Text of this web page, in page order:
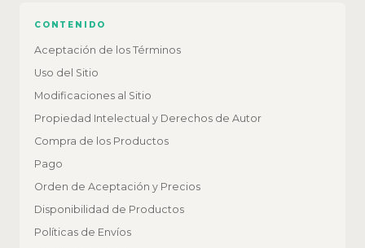
CONTENIDO
Aceptación de los Términos
Uso del Sitio
Modificaciones al Sitio
Propiedad Intelectual y Derechos de Autor
Compra de los Productos
Pago
Orden de Aceptación y Precios
Disponibilidad de Productos
Políticas de Envíos